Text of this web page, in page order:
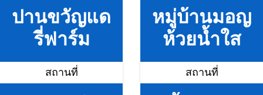
ปานขวัญแด
รี่ฟาร์ม
หมู่บ้านมอญ
ห้วยน้ำใส
สถานที่ สถานที่